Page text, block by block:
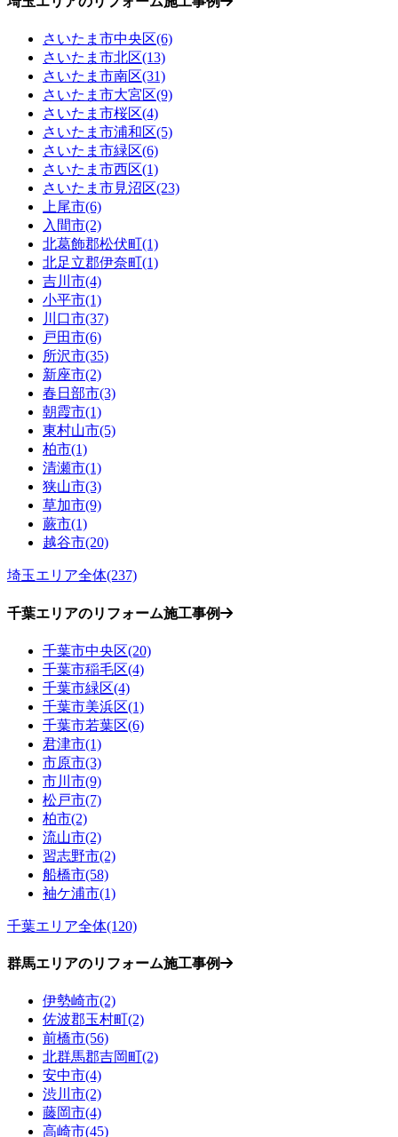
さいたま市中央区(6)
さいたま市北区(13)
さいたま市南区(31)
さいたま市大宮区(9)
さいたま市桜区(4)
さいたま市浦和区(5)
さいたま市緑区(6)
さいたま市西区(1)
さいたま市見沼区(23)
上尾市(6)
入間市(2)
北葛飾郡松伏町(1)
北足立郡伊奈町(1)
吉川市(4)
小平市(1)
川口市(37)
戸田市(6)
所沢市(35)
新座市(2)
春日部市(3)
朝霞市(1)
東村山市(5)
柏市(1)
清瀬市(1)
狭山市(3)
草加市(9)
蕨市(1)
越谷市(20)
埼玉エリア全体(237)
千葉エリアのリフォーム施工事例
千葉市中央区(20)
千葉市稲毛区(4)
千葉市緑区(4)
千葉市美浜区(1)
千葉市若葉区(6)
君津市(1)
市原市(3)
市川市(9)
松戸市(7)
柏市(2)
流山市(2)
習志野市(2)
船橋市(58)
袖ケ浦市(1)
千葉エリア全体(120)
群馬エリアのリフォーム施工事例
伊勢崎市(2)
佐波郡玉村町(2)
前橋市(56)
北群馬郡吉岡町(2)
安中市(4)
渋川市(2)
藤岡市(4)
高崎市(45)